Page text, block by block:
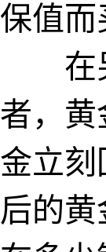
保值而
在另
者，
金立刻
后的